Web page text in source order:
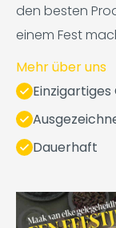
den besten
einem Fest
Mehr über uns
Dauerhaft